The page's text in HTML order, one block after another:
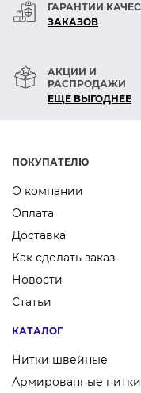
ГАРАНТИИ
ЗАКАЗОВ
АКЦИИ И
РАСПРОДАЖИ
ЕЩЕ ВЫГОДНЕЕ
ПОКУПАТЕЛЮ
О компании
Оплата
Доставка
Как сделать заказ
Новости
Статьи
КАТАЛОГ
Нитки швейные
Армированные нитки